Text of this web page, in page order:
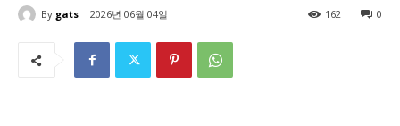
By gats 2026년 06월 04일 0
162